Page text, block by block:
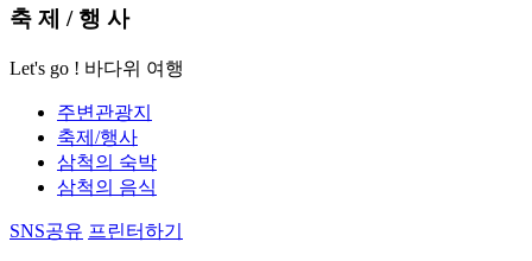
축 제 / 행 사
Let's go ! 바다위 여행
주변관광지
축제/행사
삼척의 숙박
삼척의 음식
SNS공유 프린터하기